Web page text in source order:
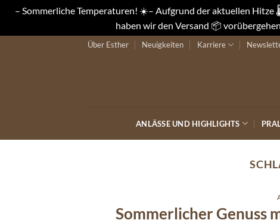
– Sommerliche Temperaturen! ☀️– Aufgrund der aktuellen
haben wir den Versand 📦
Über Esther Neuigkeiten Karriere
ANLÄSSE UND HIGHLIGHTS
Sommerlicher Genuss